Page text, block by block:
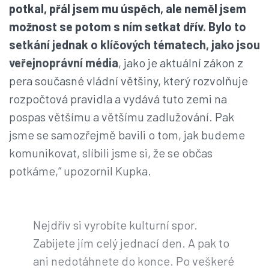
potkal, přál jsem mu úspěch, ale neměl jsem
možnost se potom s ním setkat dřív. Bylo to
setkání jednak o klíčových tématech, jako jsou
veřejnoprávní média, jako je aktuální zákon z
pera současné vládní většiny, který rozvolňuje
rozpočtová pravidla a vydává tuto zemi na
pospas většímu a většímu zadlužování. Pak
jsme se samozřejmě bavili o tom, jak budeme
komunikovat, slíbili jsme si, že se občas
potkáme,“ upozornil Kupka.
Nejdřív si vyrobíte kulturní spor.
Zabijete jím celý jednací den. A pak to
ani nedotáhnete do konce. Po veškeré